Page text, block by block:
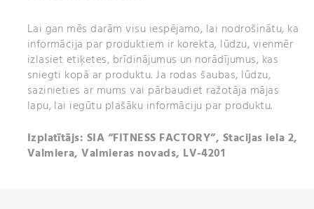
Lai gan mēs darām visu iespējamo, lai nodrošinātu, ka
informācija par produktiem ir korekta, lūdzu, vienmēr
izlasiet etiķetes, brīdinājumus un norādījumus, kas
sniegti kopā ar produktu. Ja rodas šaubas, lūdzu,
sazinieties ar mums vai pārbaudiet ražotāja mājas
lapu, lai iegūtu plašāku informāciju par produktu.
Izplatītājs: SIA “FITNESS FACTORY”, Stacijas iela 2,
Valmiera, Valmieras novads, LV-4201